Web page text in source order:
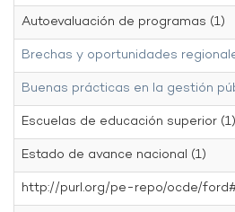
Autoevaluación de programas (1)
Brechas y oportunidades
Buenas prácticas en la gestión
Escuelas de educación superior (1)
Estado de avance nacional (1)
http://purl.org/pe-repo/ocde/